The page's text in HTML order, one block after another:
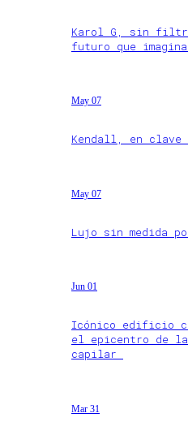
Karol G, sin
futuro que
May 07
Kendall, en clave
May 07
Lujo sin medida
Jun 01
Icónico edificio
el epicentro de
capilar
Mar 31